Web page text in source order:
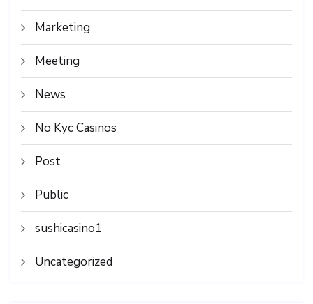
Marketing
Meeting
News
No Kyc Casinos
Post
Public
sushicasino1
Uncategorized